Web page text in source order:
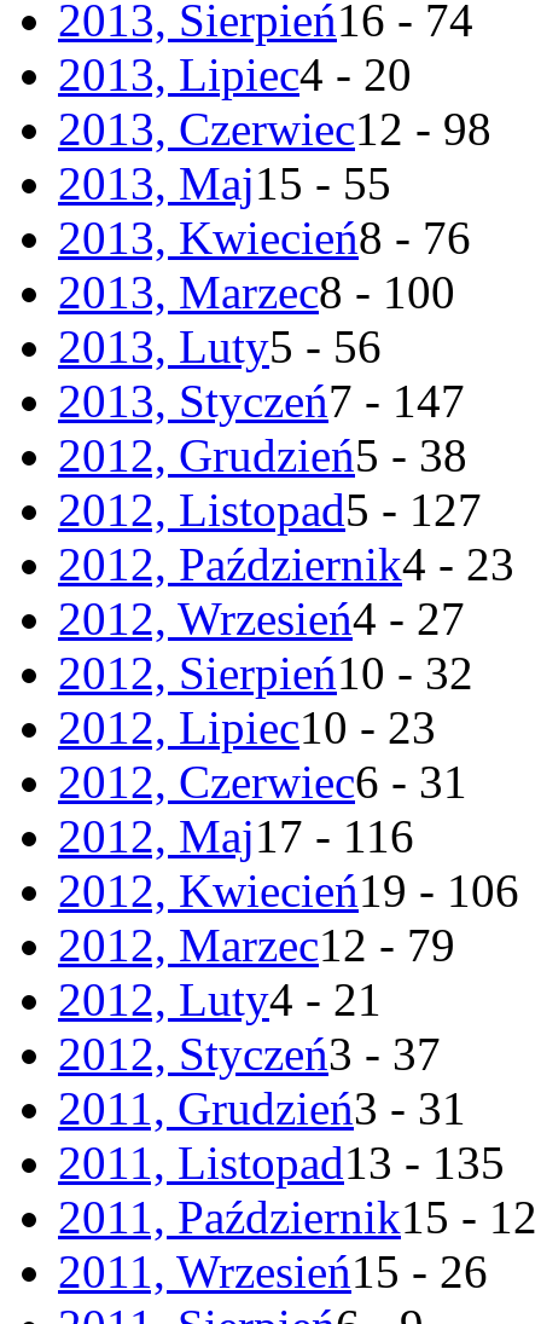
2013, Sierpień16 - 74
2013, Lipiec4 - 20
2013, Czerwiec12 - 98
2013, Maj15 - 55
2013, Kwiecień8 - 76
2013, Marzec8 - 100
2013, Luty5 - 56
2013, Styczeń7 - 147
2012, Grudzień5 - 38
2012, Listopad5 - 127
2012, Październik4 - 23
2012, Wrzesień4 - 27
2012, Sierpień10 - 32
2012, Lipiec10 - 23
2012, Czerwiec6 - 31
2012, Maj17 - 116
2012, Kwiecień19 - 106
2012, Marzec12 - 79
2012, Luty4 - 21
2012, Styczeń3 - 37
2011, Grudzień3 - 31
2011, Listopad13 - 135
2011, Październik15 -
2011, Wrzesień15 - 26